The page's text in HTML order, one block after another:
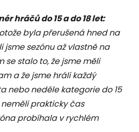
hráčů do 15 a do 18 let:
byla přerušená hned na
jsme sezónu až vlastně na
se stalo to, že jsme měli
a že jsme hráli každý
nebo neděle kategorie do 15
neměli prakticky čas
probíhala v rychlém